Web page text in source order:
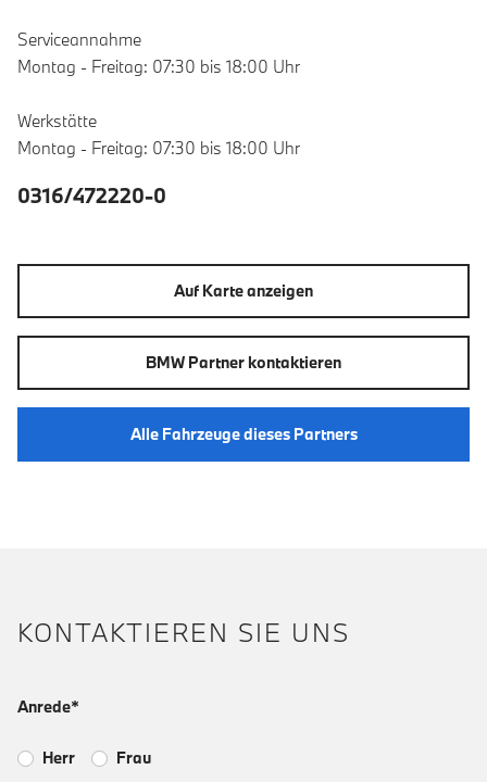
Serviceannahme
Montag - Freitag: 07:30 bis 18:00 Uhr
Werkstätte
Montag - Freitag: 07:30 bis 18:00 Uhr
0316/472220-0
Auf Karte anzeigen
BMW Partner kontaktieren
Alle Fahrzeuge dieses Partners
KONTAKTIEREN SIE UNS
Anrede*
Herr Frau